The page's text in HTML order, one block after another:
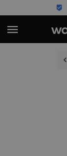
Betaal achteraf